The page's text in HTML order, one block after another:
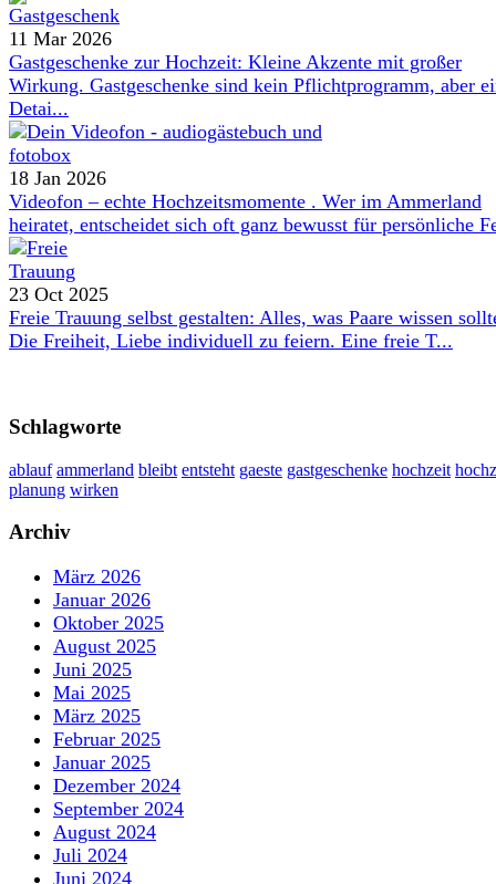
11 Mar 2026
Gastgeschenke zur Hochzeit: Kleine Akzente mit großer
Wirkung. Gastgeschenke sind kein Pflichtprogramm, aber
Detai...
18 Jan 2026
Videofon – echte Hochzeitsmomente . Wer im Ammerland
heiratet, entscheidet sich oft ganz bewusst für persönliche
23 Oct 2025
Freie Trauung selbst gestalten: Alles, was Paare wissen
Die Freiheit, Liebe individuell zu feiern. Eine freie T...
Schlagworte
ablauf ammerland bleibt entsteht gaeste gastgeschenke hochzeit
planung wirken
Archiv
März 2026
Januar 2026
Oktober 2025
August 2025
Juni 2025
Mai 2025
März 2025
Februar 2025
Januar 2025
Dezember 2024
September 2024
August 2024
Juli 2024
Juni 2024